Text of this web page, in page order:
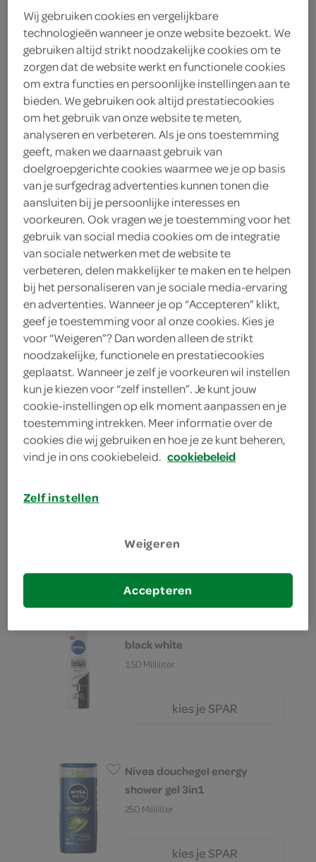
bekijk huidige aanbiedingen
Nivea deodorant fresh natural
spray
150 Milliliter
6.39 kies je SPAR
Nivea deoroller dry impact roll
50 Milliliter
6.45 kies je SPAR
Nivea rich care shower oil
200 Milliliter
8.59 kies je SPAR
5.
black white
150 Milliliter
kies je SPAR
Nivea douchegel energy
shower gel 3in1
250 Milliliter
kies je SPAR
Wij gebruiken cookies en vergelijkbare
technologieën wanneer je onze website bezoekt. We
gebruiken altijd strikt noodzakelijke cookies om te
zorgen dat de website werkt en functionele cookies
om extra functies en persoonlijke instellingen aan te
bieden. We gebruiken ook altijd prestatiecookies
om het gebruik van onze website te meten,
analyseren en verbeteren. Als je ons toestemming
geeft, maken we daarnaast gebruik van
doelgroepgerichte cookies waarmee we je op basis
van je surfgedrag advertenties kunnen tonen die
aansluiten bij je persoonlijke interesses en
voorkeuren. Ook vragen we je toestemming voor het
gebruik van social media cookies om de integratie
van sociale netwerken met de website te
verbeteren, delen makkelijker te maken en te helpen
bij het personaliseren van je sociale media-ervaring
en advertenties. Wanneer je op “Accepteren” klikt,
geef je toestemming voor al onze cookies. Kies je
voor “Weigeren”? Dan worden alleen de strikt
noodzakelijke, functionele en prestatiecookies
geplaatst. Wanneer je zelf je voorkeuren wil instellen
kun je kiezen voor “zelf instellen”. Je kunt jouw
cookie-instellingen op elk moment aanpassen en je
toestemming intrekken. Meer informatie over de
cookies die wij gebruiken en hoe je ze kunt beheren,
vind je in ons cookiebeleid. cookiebeleid
Zelf instellen
Weigeren
Accepteren